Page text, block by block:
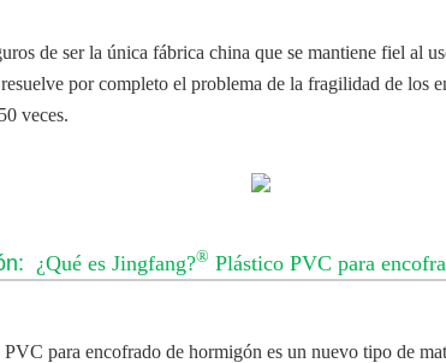
de ser la única fábrica china que se mantiene fiel
por completo el problema de la fragilidad de los
veces.
¿Qué es Jingfang?® Plástico PVC para
PVC para encofrado de hormigón es un nuevo tipo de